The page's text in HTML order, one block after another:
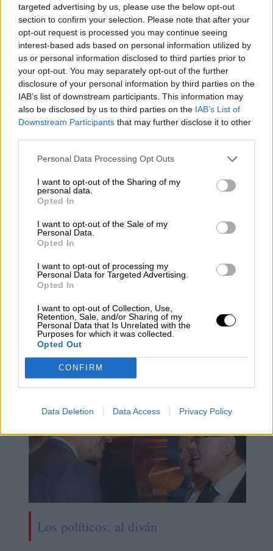
targeted advertising by us, please use the below opt-out
section to confirm your selection. Please note that after your
opt-out request is processed you may continue seeing
interest-based ads based on personal information utilized by
us or personal information disclosed to third parties prior to
your opt-out. You may separately opt-out of the further
disclosure of your personal information by third parties on the
IAB’s list of downstream participants. This information may
also be disclosed by us to third parties on the IAB’s List of
Downstream Participants that may further disclose it to other
Personal Data Processing Opt Outs
I want to opt-out of the Sharing of my
personal data.
Opted In
I want to opt-out of the Sale of my
Personal Data.
Opted In
I want to opt-out of processing my
Personal Data for Targeted Advertising.
Opted In
I want to opt-out of Collection, Use,
Retention, Sale, and/or Sharing of my
Personal Data that Is Unrelated with the
Purposes for which it was collected.
Opted Out
CONFIRM
Data Deletion Data Access Privacy Policy
- Ingresos:227.256 millones de euros
- Transferencias a las CCAA:261.900
millones de euros
- Pensiones:153.000 millones de euros
- Sueldo de los funcionarios: 23.723 millones
- Pago de la deuda:31.449
- Dependencia:2.231 millones de euros
- Plan lucha contra la violencia de género:
- Plan Empleo Joven:
670 millones de euros.
- Protección parados:
euros
- Presupuestos I+D+i:
Presupuestos Generales del Estado
presupuestos 2019
Pedro Sánchez
NOTICIAS RELACIONADAS
Los políticos, al diván